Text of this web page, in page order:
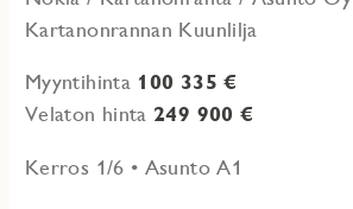
Kartanonrannan Kuunlilja
Myyntihinta 100 335 €
Velaton hinta 249 900 €
Kerros 1/6 • Asunto A1